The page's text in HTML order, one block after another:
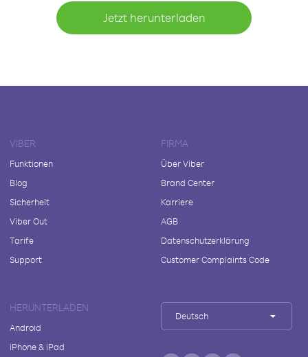
Jetzt herunterladen
VIBER
Funktionen
Blog
Sicherheit
Viber Out
Tarife
Support
FIRMA
Über Viber
Brand Center
Karriere
AGB
Datenschutzerklärung
Customer Complaints Code
HERUNTERLADEN
Android
iPhone & iPad
Deutsch